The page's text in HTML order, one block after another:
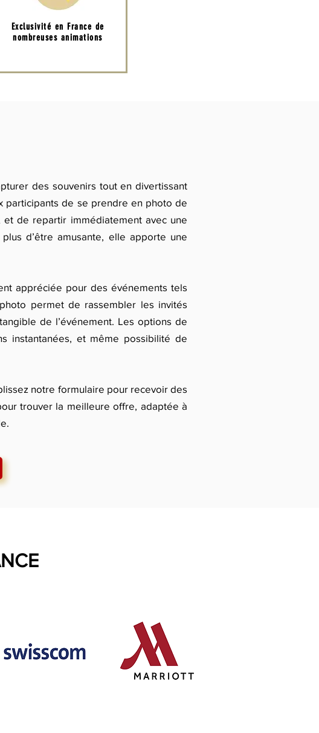
Exclusivité en France de
nombreuses animations
des souvenirs tout en divertissant
participants de se prendre en photo de
de repartir immédiatement avec une
d’être amusante, elle apporte une
appréciée pour des événements tels
permet de rassembler les invités
de l’événement. Les options de
instantanées, et même possibilité de
notre formulaire pour recevoir des
trouver la meilleure offre, adaptée à